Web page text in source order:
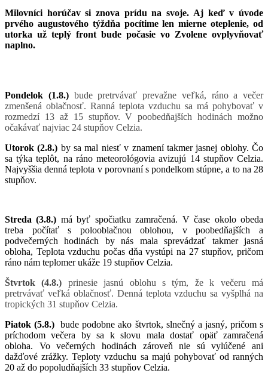
Milovníci horúčav si znova prídu na svoje. Aj keď v úvode
prvého augustového týždňa pocítime len mierne oteplenie, od
utorka už teplý front bude počasie vo Zvolene ovplyvňovať
naplno.
Pondelok (1.8.) bude pretrvávať prevažne veľká, ráno a večer
zmenšená oblačnosť. Ranná teplota vzduchu sa má pohybovať v
rozmedzí 13 až 15 stupňov. V poobedňajších hodinách možno
očakávať najviac 24 stupňov Celzia.
Utorok (2.8.) by sa mal niesť v znamení takmer jasnej oblohy. Čo
sa týka teplôt, na ráno meteorológovia avizujú 14 stupňov Celzia.
Najvyššia denná teplota v porovnaní s pondelkom stúpne, a to na 28
stupňov.
Streda (3.8.) má byť spočiatku zamračená. V čase okolo obeda
treba počítať s polooblačnou oblohou, v poobedňajších a
podvečerných hodinách by nás mala sprevádzať takmer jasná
obloha, Teplota vzduchu počas dňa vystúpi na 27 stupňov, pričom
ráno nám teplomer ukáže 19 stupňov Celzia.
Štvrtok (4.8.) prinesie jasnú oblohu s tým, že k večeru má
pretrvávať veľká oblačnosť. Denná teplota vzduchu sa vyšplhá na
tropických 31 stupňov Celzia.
Piatok (5.8.)bude podobne ako štvrtok, slnečný a jasný, pričom s
príchodom večera by sa k slovu mala dostať opäť zamračená
obloha. Vo večerných hodinách zároveň nie sú vylúčené ani
dažďové zrážky. Teploty vzduchu sa majú pohybovať od ranných
20 až do popoludňajších 33 stupňov Celzia.